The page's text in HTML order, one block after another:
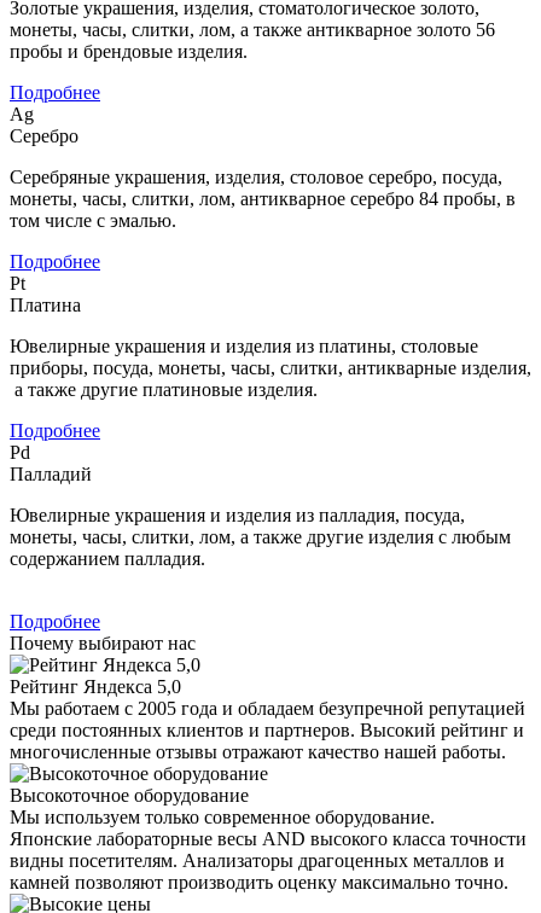
Золотые украшения, изделия, стоматологическое золото,
монеты, часы, слитки, лом, а также антикварное золото 56
пробы и брендовые изделия.
Подробнее
Ag
Серебро
Серебряные украшения, изделия, столовое серебро, посуда,
монеты, часы, слитки, лом, антикварное серебро 84 пробы, в
том числе с эмалью.
Подробнее
Pt
Платина
Ювелирные украшения и изделия из платины, столовые
приборы, посуда, монеты, часы, слитки, антикварные изделия,
а также другие платиновые изделия.
Подробнее
Pd
Палладий
Ювелирные украшения и изделия из палладия, посуда,
монеты, часы, слитки, лом, а также другие изделия с любым
содержанием палладия.
Подробнее
Почему выбирают нас
Рейтинг Яндекса 5,0
Мы работаем с 2005 года и обладаем безупречной репутацией
среди постоянных клиентов и партнеров. Высокий рейтинг и
многочисленные отзывы отражают качество нашей работы.
Высокоточное оборудование
Мы используем только современное оборудование.
Японские лабораторные весы AND высокого класса точности
видны посетителям. Анализаторы драгоценных металлов и
камней позволяют производить оценку максимально точно.